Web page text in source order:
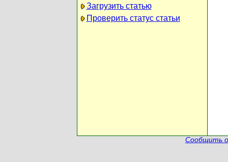
Загрузить статью
Проверить статус статьи
Сообщить о